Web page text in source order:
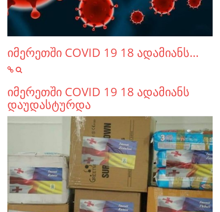
იმერეთში COVID 19 18 ადამიანს…
იმერეთში COVID 19 18 ადამიანს
დაუდასტურდა